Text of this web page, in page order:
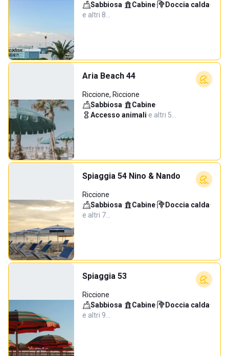
Sabbiosa· Cabine· Doccia calda·
e altri 8…
Aria Beach 44
Riccione, Riccione
Sabbiosa· Cabine·
Accesso animali·e altri 5…
Spiaggia 54 Nino & Nando
Riccione
Sabbiosa· Cabine· Doccia calda·
e altri 7…
Spiaggia 53
Riccione
Sabbiosa· Cabine· Doccia calda·
e altri 9…